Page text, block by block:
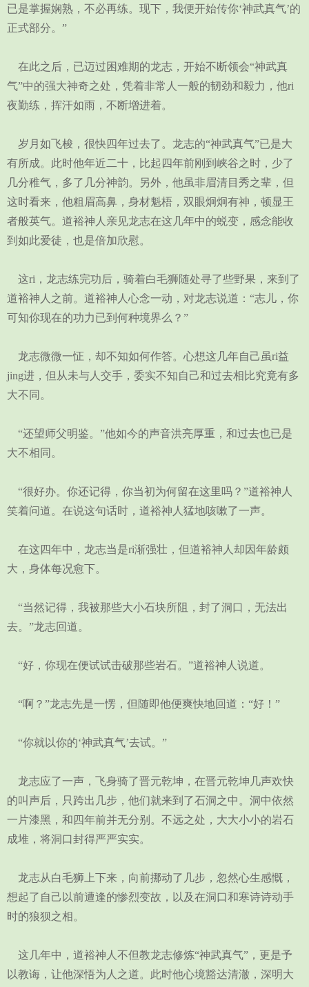
已是掌握娴熟，不必再练。现下，我便开始传你‘神武真气’的
正式部分。”
在此之后，已迈过困难期的龙志，开始不断领会“神武真
气”中的强大神奇之处，凭着非常人一般的韧劲和毅力，他ri
夜勤练，挥汗如雨，不断增进着。
岁月如飞梭，很快四年过去了。龙志的“神武真气”已是大
有所成。此时他年近二十，比起四年前刚到峡谷之时，少了
几分稚气，多了几分神韵。另外，他虽非眉清目秀之辈，但
这时看来，他粗眉高鼻，身材魁梧，双眼炯炯有神，顿显王
者般英气。道裕神人亲见龙志在这几年中的蜕变，感念能收
到如此爱徒，也是倍加欣慰。
这ri，龙志练完功后，骑着白毛狮随处寻了些野果，来到了
道裕神人之前。道裕神人心念一动，对龙志说道：“志儿，你
可知你现在的功力已到何种境界么？”
龙志微微一怔，却不知如何作答。心想这几年自己虽ri益
jing进，但从未与人交手，委实不知自己和过去相比究竟有多
大不同。
“还望师父明鉴。”他如今的声音洪亮厚重，和过去也已是
大不相同。
“很好办。你还记得，你当初为何留在这里吗？”道裕神人
笑着问道。在说这句话时，道裕神人猛地咳嗽了一声。
在这四年中，龙志当是ri渐强壮，但道裕神人却因年龄颇
大，身体每况愈下。
“当然记得，我被那些大小石块所阻，封了洞口，无法出
去。”龙志回道。
“好，你现在便试试击破那些岩石。”道裕神人说道。
“啊？”龙志先是一愣，但随即他便爽快地回道：“好！”
“你就以你的‘神武真气’去试。”
龙志应了一声，飞身骑了晋元乾坤，在晋元乾坤几声欢快
的叫声后，只跨出几步，他们就来到了石洞之中。洞中依然
一片漆黑，和四年前并无分别。不远之处，大大小小的岩石
成堆，将洞口封得严严实实。
龙志从白毛狮上下来，向前挪动了几步，忽然心生感慨，
想起了自己以前遭逢的惨烈变故，以及在洞口和寒诗诗动手
时的狼狈之相。
这几年中，道裕神人不但教龙志修炼“神武真气”，更是予
以教诲，让他深悟为人之道。此时他心境豁达清澈，深明大